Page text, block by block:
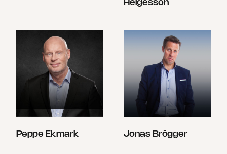
Helgesson
Peppe Ekmark Jonas Brögger